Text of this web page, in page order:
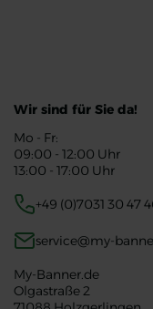
Wir sind für Sie da!
Mo - Fr:
09:00 - 12:00 Uhr
13:00 - 17:00 Uhr
+49 (0)7031 30 47
service@my-
My-Banner.de
Olgastraße 2